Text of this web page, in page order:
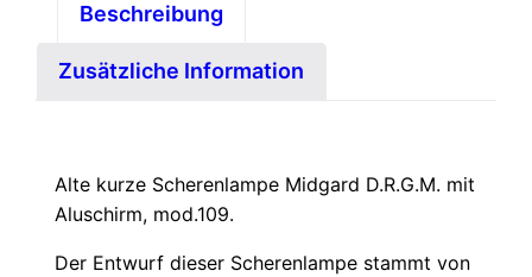
Beschreibung
Zusätzliche Information
Alte kurze Scherenlampe Midgard D.R.G.M. mit
Aluschirm, mod.109.
Der Entwurf dieser Scherenlampe stammt von